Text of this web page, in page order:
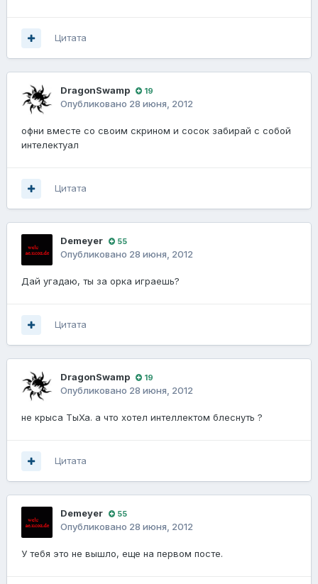
Цитата
DragonSwamp 19
Опубликовано 28 июня, 2012
офни вместе со своим скрином и сосок забирай с собой
интелектуал
Цитата
Demeyer 55
Опубликовано 28 июня, 2012
Дай угадаю, ты за орка играешь?
Цитата
DragonSwamp 19
Опубликовано 28 июня, 2012
не крыса ТыХа. а что хотел интеллектом блеснуть ?
Цитата
Demeyer 55
Опубликовано 28 июня, 2012
У тебя это не вышло, еще на первом посте.